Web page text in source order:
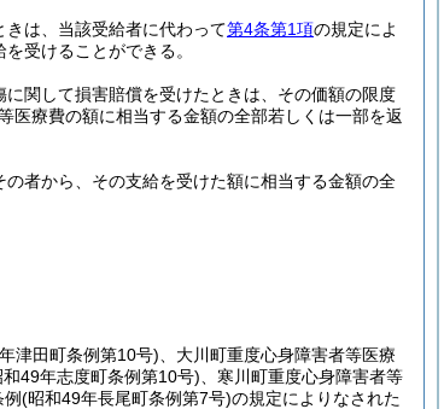
は、当該受給者に代わって第4条第1項の規定によ
受けることができる。
関して損害賠償を受けたときは、その価額の限度
医療費の額に相当する金額の全部若しくは一部を返
者から、その支給を受けた額に相当する金額の全
津田町条例第10号) 、大川町重度心身障害者等医療
和49年志度町条例第10号) 、寒川町重度心身障害者等
(昭和49年長尾町条例第7号)の規定によりなされた